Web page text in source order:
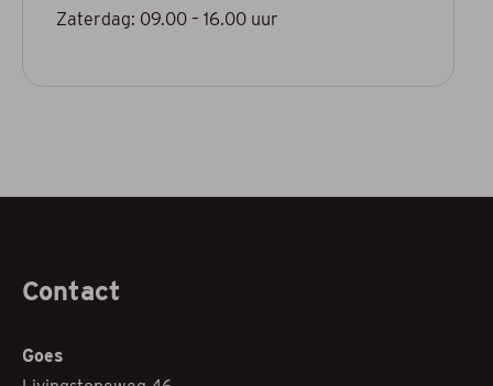
Zaterdag: 09.00 – 16.00 uur
Contact
Goes